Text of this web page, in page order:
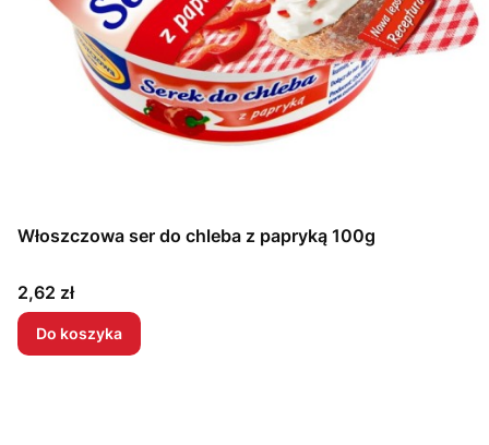
Włoszczowa ser do chleba z papryką 100g
Cena
2,62 zł
Do koszyka